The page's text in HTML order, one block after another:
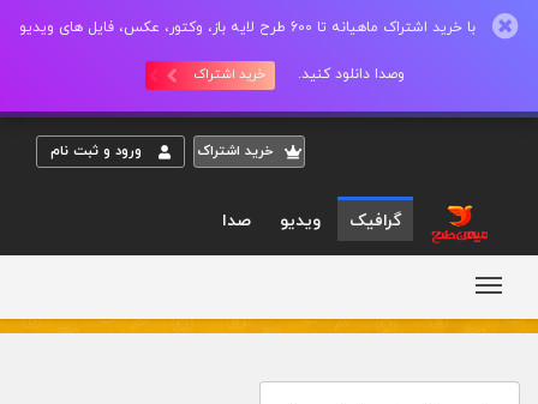
با خرید اشتراک ماهیانه تا 600 طرح لایه باز، وکتور، عکس، فایل های ویدیو
وصدا دانلود کنید. خرید اشتراک
خريد اشتراک ورود و ثبت نام
گرافیک ویدیو صدا